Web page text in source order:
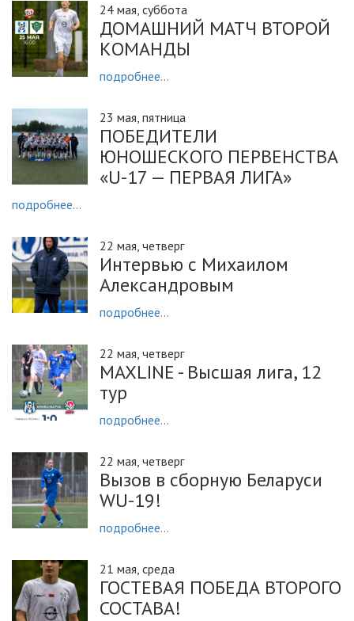
24 мая, суббота
ДОМАШНИЙ МАТЧ ВТОРОЙ
КОМАНДЫ
подробнее...
23 мая, пятница
ПОБЕДИТЕЛИ
ЮНОШЕСКОГО ПЕРВЕНСТВА
«U-17 — ПЕРВАЯ ЛИГА»
подробнее...
22 мая, четверг
Интервью с Михаилом
Александровым
подробнее...
22 мая, четверг
MAXLINE - Высшая лига, 12
тур
подробнее...
22 мая, четверг
Вызов в cборную Беларуси
WU-19!
подробнее...
21 мая, среда
ГОСТЕВАЯ ПОБЕДА ВТОРОГО
СОСТАВА!